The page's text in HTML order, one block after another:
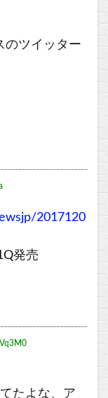
のツイッター
2017120
発売
たよな、ア